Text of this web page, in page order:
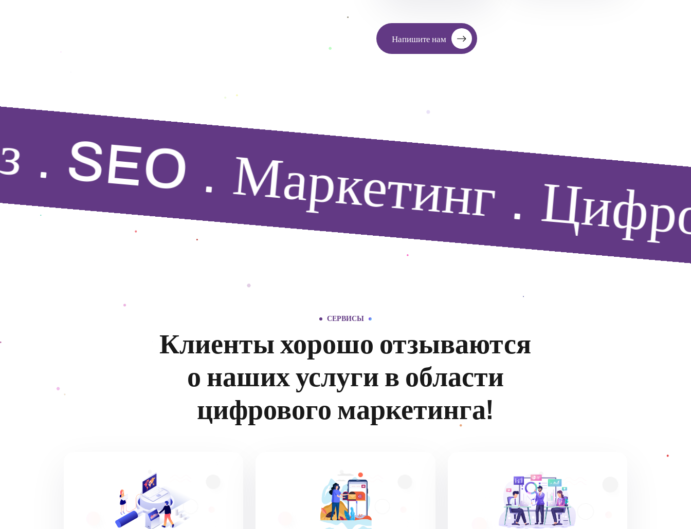
Напишите нам
SEO Маркетинг
СЕРВИСЫ
Клиенты хорошо отзываются
о наших услуги в области
цифрового маркетинга!